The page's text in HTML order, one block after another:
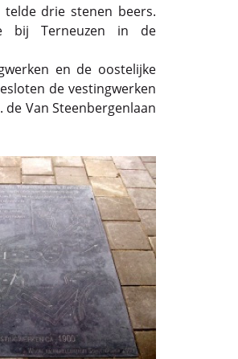
telde drie stenen beers.
bij Terneuzen in de
en de oostelijke
de vestingwerken
Van Steenbergenlaan